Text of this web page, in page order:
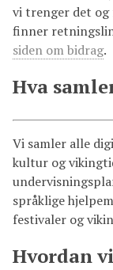
vi trenger det
finner
siden om bidrag.
Hva
Vi samler alle
kultur og
språklige
festivaler og
Hvordan